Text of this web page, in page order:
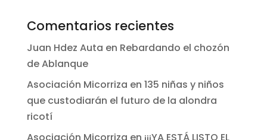
Comentarios recientes
Juan Hdez Auta en Rebardando el chozón
de Ablanque
Asociación Micorriza en 135 niñas y niños
que custodiarán el futuro de la alondra
ricotí